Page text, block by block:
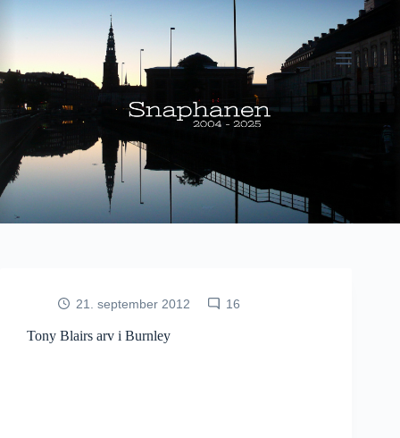
21. september 2012 16
Tony Blairs arv i Burnley